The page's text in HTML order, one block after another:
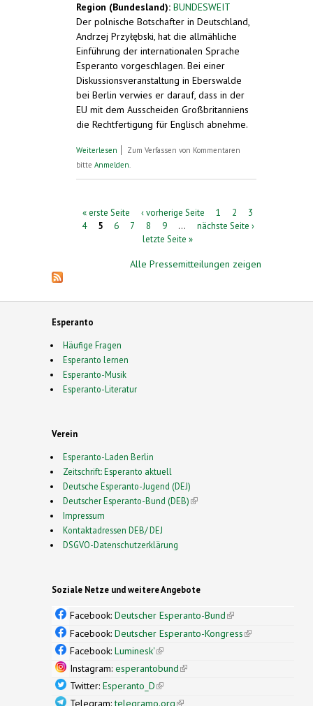
Region (Bundesland): BUNDESWEIT
Der polnische Botschafter in Deutschland,
Andrzej Przyłębski, hat die allmähliche
Einführung der internationalen Sprache
Esperanto vorgeschlagen. Bei einer
Diskussionsveranstaltung in Eberswalde
bei Berlin verwies er darauf, dass in der
EU mit dem Ausscheiden Großbritanniens
die Rechtfertigung für Englisch abnehme.
Weiterlesen über Polnischer Botschafter in
Einführung von Esperanto vor
Zum Verfassen von Kommentaren
bitte Anmelden.
Seiten« erste Seite ‹ vorherige Seite 1 2
3
4
5 6 7 8 9 …
nächste Seite ›
letzte Seite »
Alle Pressemitteilungen zeigen
Esperanto
Häufige Fragen
Esperanto lernen
Esperanto-Musik
Esperanto-Literatur
Verein
Esperanto-Laden Berlin
Zeitschrift: Esperanto aktuell
Deutsche Esperanto-Jugend (DEJ)
Deutscher Esperanto-Bund (DEB)(link is external)
Impressum
Kontaktadressen DEB/ DEJ
DSGVO-Datenschutzerklärung
Soziale Netze und weitere Angebote
Facebook: Deutscher Esperanto-Bund(link is
external)
Facebook: Deutscher Esperanto-Kongress(link is
Facebook: Luminesk'(link is external)
Instagram: esperantobund(link is external)
Twitter: Esperanto_D(link is external)
Telegram:telegramo.org(link is external)